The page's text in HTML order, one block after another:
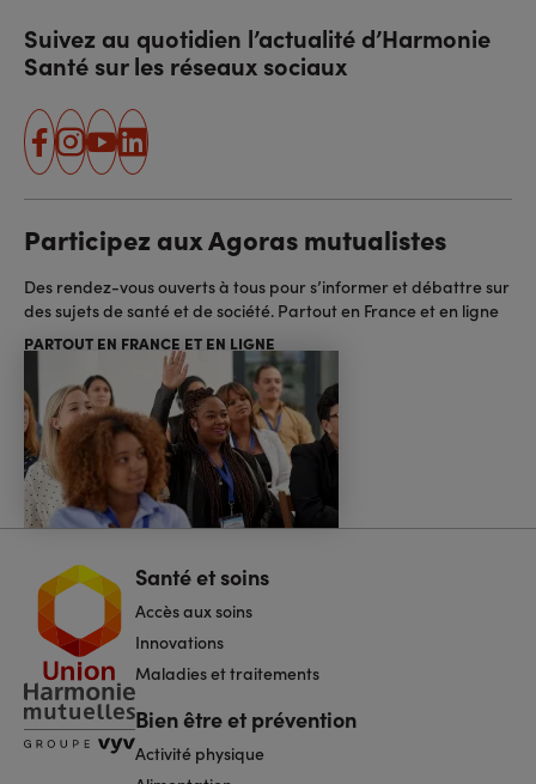
Suivez au quotidien l’actualité d’Harmonie
Santé sur les réseaux sociaux
facebook
instagram
youtube
linkedin
Participez aux Agoras mutualistes
Des rendez-vous ouverts à tous pour s’informer et débattre sur
des sujets de santé et de société. Partout en France et en ligne
PARTOUT EN FRANCE ET EN LIGNE
Navigation
pied
de
page
Santé et soins
Accès aux soins
Innovations
Maladies et traitements
Bien être et prévention
Activité physique